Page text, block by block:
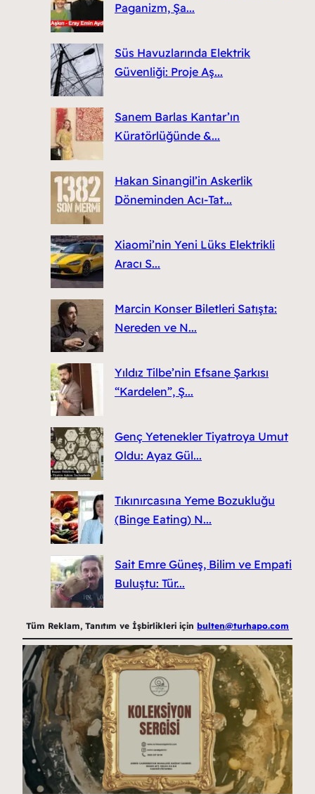
Paganizm, Şa...
Süs Havuzlarında Elektrik
Güvenliği: Proje Aş...
Sanem Barlas Kantar’ın
Küratörlüğünde &...
Hakan Sinangil’in Askerlik
Döneminden Acı-Tat...
Xiaomi’nin Yeni Lüks Elektrikli
Aracı S...
Marcin Konser Biletleri Satışta:
Nereden ve N...
Yıldız Tilbe’nin Efsane Şarkısı
“Kardelen”, Ş...
Genç Yetenekler Tiyatroya Umut
Oldu: Ayaz Gül...
Tıkınırcasına Yeme Bozukluğu
(Binge Eating) N...
Sait Emre Güneş, Bilim ve Empati
Buluştu: Tür...
Tüm Reklam, Tanıtım ve İşbirlikleri için bulten@turhapo.com